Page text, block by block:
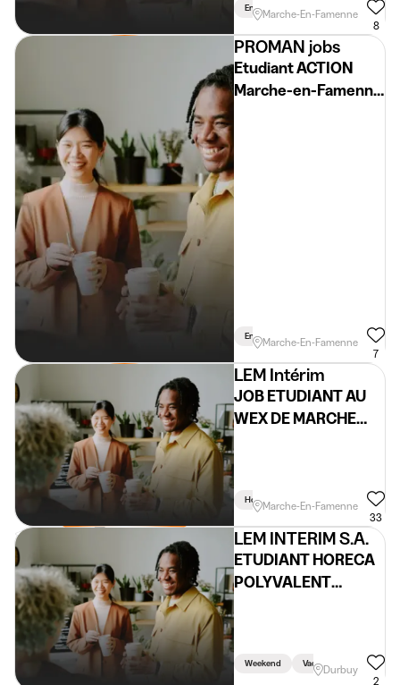
En SemaineMarche-En-Famenne
8
PROMAN jobs
Etudiant ACTION
Marche-en-Famenne
En Semaine Weekend
Marche-En-Famenne
7
LEM Intérim
JOB ETUDIANT AU
WEX DE MARCHE
(H/F/X)
Horaire Flexible
Marche-En-Famenne
33
LEM INTERIM S.A.
ETUDIANT HORECA
POLYVALENT
(H/F/X)
Weekend VacancesDurbuy
2